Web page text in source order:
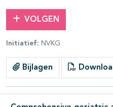
VOLGEN
Initiatief: NVKG
Bijlagen
open- en